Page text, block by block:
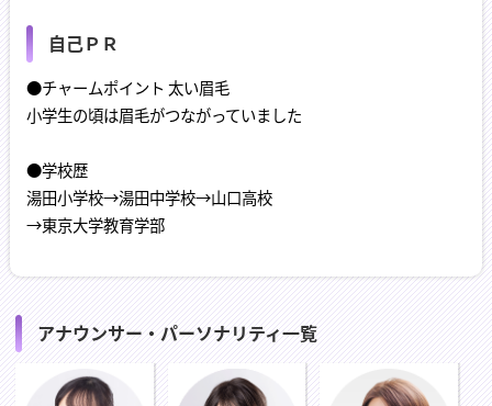
自己ＰＲ
●チャームポイント 太い眉毛
小学生の頃は眉毛がつながっていました
●学校歴
湯田小学校→湯田中学校→山口高校
→東京大学教育学部
●部活・サークル歴
小・中学校…野球部
高校…放送部
大学…放送研究会
アナウンサー・パーソナリティ一覧